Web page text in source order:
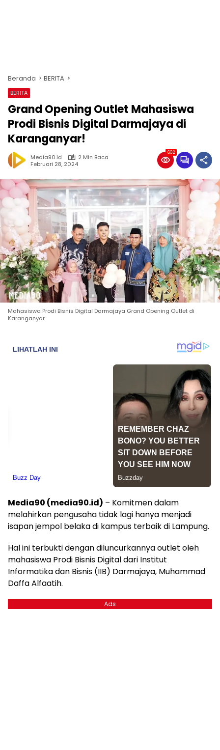
Beranda BERITA
BERITA
Grand Opening Outlet Mahasiswa
Prodi Bisnis Digital Darmajaya di
Karanganyar!
Media90.id
2 Min Baca
Februari 28, 2024
602
Mahasiswa Prodi Bisnis Digital Darmajaya Grand Opening Outlet di
Karanganyar
Media90 (media90.id) – Komitmen dalam
melahirkan pengusaha tidak lagi hanya menjadi
isapan jempol belaka di kampus terbaik di Lampung.
Hal ini terbukti dengan diluncurkannya outlet oleh
mahasiswa Prodi Bisnis Digital dari Institut
Informatika dan Bisnis (IIB) Darmajaya, Muhammad
Daffa Alfaatih.
Ads